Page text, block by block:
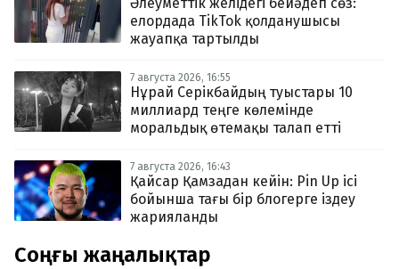
елордада TikTok қолданушысы
жауапқа тартылды
7 августа 2026, 16:55
Нұрай Серікбайдың туыстары 10
миллиард теңге көлемінде
моральдық өтемақы талап етті
7 августа 2026, 16:43
Қайсар Қамзадан кейін: Pin Up ісі
бойынша тағы бір блогерге іздеу
жарияланды
Соңғы жаңалықтар